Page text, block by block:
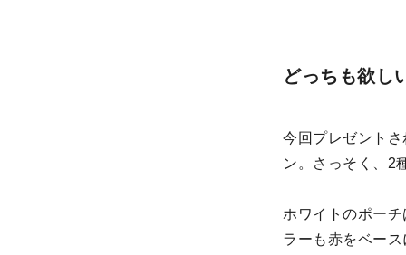
どっちも欲し
今回プレゼント
ン。さっそく、2
ホワイトのポー
ラーも赤をベー